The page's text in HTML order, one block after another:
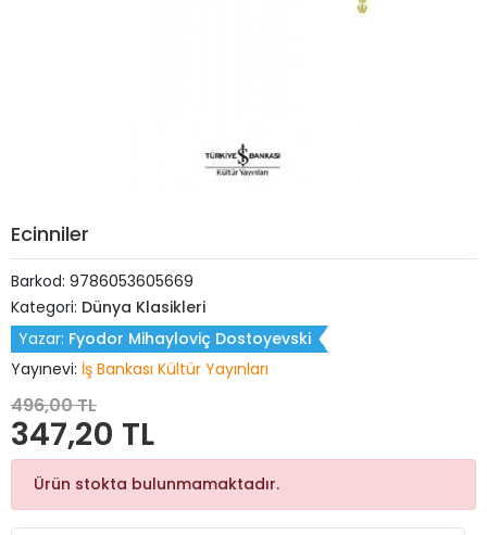
Ecinniler
Barkod: 9786053605669
Kategori: Dünya Klasikleri
Yazar: Fyodor Mihayloviç Dostoyevski
Yayınevi: İş Bankası Kültür Yayınları
496,00 TL
347,20 TL
Ürün stokta bulunmamaktadır.